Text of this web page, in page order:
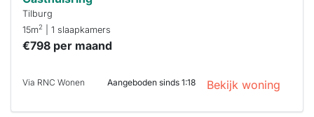
Tilburg
15m2 | 1 slaapkamers
€798 per maand
Via RNC Wonen Aangeboden sinds 1:18 Bekijk woning